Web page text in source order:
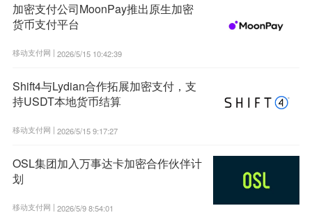
加密支付公司MoonPay推出原生加密
货币支付平台
移动支付网 | 2026/5/15 10:42:39
Shift4与Lydian合作拓展加密支付，支
持USDT本地货币结算
移动支付网 | 2026/5/15 9:17:27
OSL集团加入万事达卡加密合作伙伴计
划
移动支付网 | 2026/5/9 8:54:01